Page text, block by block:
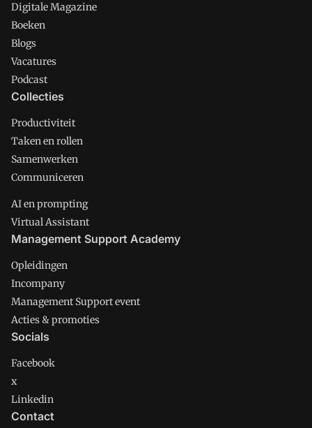
Digitale Magazine
Boeken
Blogs
Vacatures
Podcast
Collecties
Productiviteit
Taken en rollen
Samenwerken
Communiceren
AI en prompting
Virtual Assistant
Management Support Academy
Opleidingen
Incompany
Management Support event
Acties & promoties
Socials
Facebook
x
Linkedin
Contact